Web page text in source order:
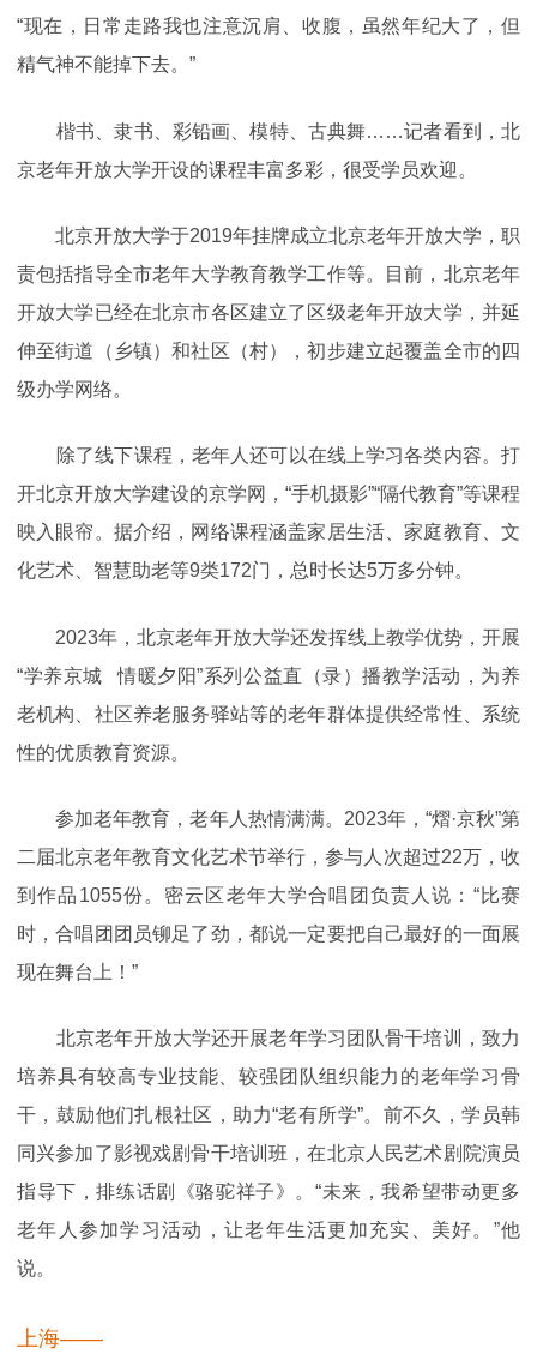
“现在，日常走路我也注意沉肩、收腹，虽然年纪大了，但
精气神不能掉下去。”
楷书、隶书、彩铅画、模特、古典舞……记者看到，北
京老年开放大学开设的课程丰富多彩，很受学员欢迎。
北京开放大学于2019年挂牌成立北京老年开放大学，职
责包括指导全市老年大学教育教学工作等。目前，北京老年
开放大学已经在北京市各区建立了区级老年开放大学，并延
伸至街道（乡镇）和社区（村），初步建立起覆盖全市的四
级办学网络。
除了线下课程，老年人还可以在线上学习各类内容。打
开北京开放大学建设的京学网，“手机摄影”“隔代教育”等课程
映入眼帘。据介绍，网络课程涵盖家居生活、家庭教育、文
化艺术、智慧助老等9类172门，总时长达5万多分钟。
2023年，北京老年开放大学还发挥线上教学优势，开展
“学养京城 情暖夕阳”系列公益直（录）播教学活动，为养
老机构、社区养老服务驿站等的老年群体提供经常性、系统
性的优质教育资源。
参加老年教育，老年人热情满满。2023年，“熠·京秋”第
二届北京老年教育文化艺术节举行，参与人次超过22万，收
到作品1055份。密云区老年大学合唱团负责人说：“比赛
时，合唱团团员铆足了劲，都说一定要把自己最好的一面展
现在舞台上！”
北京老年开放大学还开展老年学习团队骨干培训，致力
培养具有较高专业技能、较强团队组织能力的老年学习骨
干，鼓励他们扎根社区，助力“老有所学”。前不久，学员韩
同兴参加了影视戏剧骨干培训班，在北京人民艺术剧院演员
指导下，排练话剧《骆驼祥子》。“未来，我希望带动更多
老年人参加学习活动，让老年生活更加充实、美好。”他
说。
上海——